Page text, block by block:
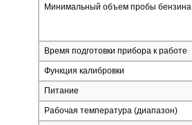
Минимальный объем пробы бензина
Время подготовки прибора к работе
Функция калибровки
Питание
Рабочая температура (диапазон)